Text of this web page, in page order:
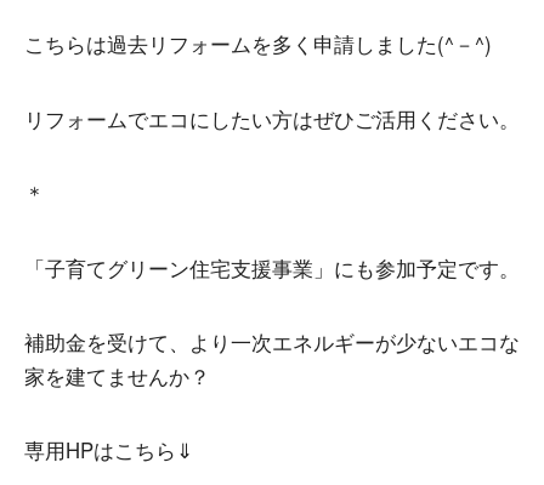
こちらは過去リフォームを多く申請しました(^－^)
リフォームでエコにしたい方はぜひご活用ください。
＊
「子育てグリーン住宅支援事業」にも参加予定です。
補助金を受けて、より一次エネルギーが少ないエコな
家を建てませんか？
専用HPはこちら⇓